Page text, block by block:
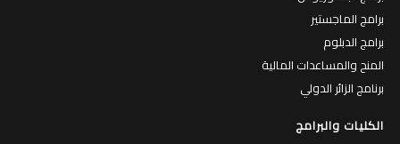
برامج الماجستير
برامج الدبلوم
المنح والمساعدات المالية
برنامج الزائر الدولي
الكليات والبرامج